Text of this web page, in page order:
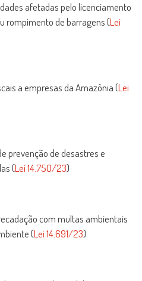
afetadas pelo licenciamento
rompimento de barragens (Lei
a empresas da Amazônia (Lei
prevenção de desastres e
(Lei 14.750/23)
com multas ambientais
(Lei 14.691/23)